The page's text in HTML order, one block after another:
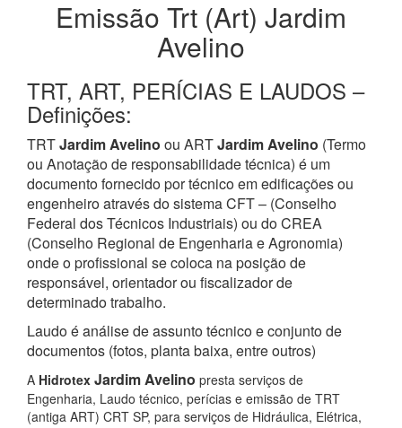
Emissão Trt (Art) Jardim
Avelino
TRT, ART, PERÍCIAS E LAUDOS –
Definições:
TRTJardim Avelino ou ARTJardim Avelino (Termo
ou Anotação de responsabilidade técnica) é um
documento fornecido por técnico em edificações ou
engenheiro através do sistema CFT – (Conselho
Federal dos Técnicos Industriais) ou do CREA
(Conselho Regional de Engenharia e Agronomia)
onde o profissional se coloca na posição de
responsável, orientador ou fiscalizador de
determinado trabalho.
Laudo é análise de assunto técnico e conjunto de
documentos (fotos, planta baixa, entre outros)
A Hidrotex Jardim Avelino presta serviços de
Engenharia, Laudo técnico, perícias e emissão de TRT
(antiga ART) CRT SP, para serviços de Hidráulica, Elétrica,